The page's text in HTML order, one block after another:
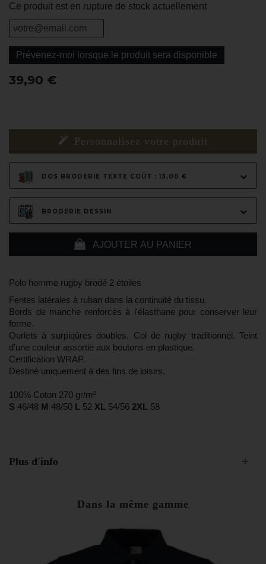
Polo homme rugby brodé 2 étoiles
Fentes latérales à ruban dans la continuité du tissu.
Bords de manche renforcés à l'élasthane pour conserver leur
forme.
Ourlets à surpiqûres doubles. Col de rugby traditionnel. Teint
d'une couleur assortie aux boutons en plastique.
Certification WRAP.
Destiné uniquement à des fins de loisirs.
100% Coton 270 gr/m²
S 46/48 M 48/50 L 52 XL 54/56 2XL 58
Personnalisez votre produit
DOS BRODERIE TEXTE COÛT : 13,00 €
BRODERIE DESSIN
AJOUTER AU PANIER
39,90 €
Ce produit est en rupture de stock actuellement
Prévenez-moi lorsque le produit sera disponible
Plus d'info
Dans la même gamme